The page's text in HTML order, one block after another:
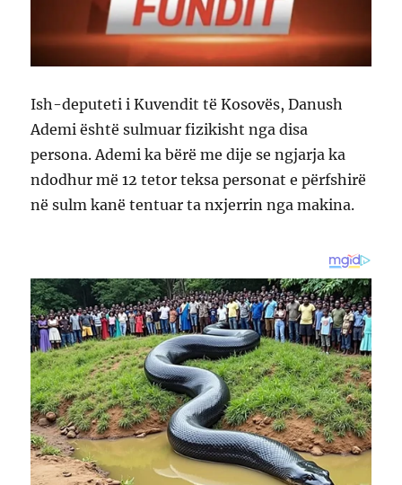
Ish-deputeti i Kuvendit të Kosovës, Danush
Ademi është sulmuar fizikisht nga disa
persona. Ademi ka bërë me dije se ngjarja ka
ndodhur më 12 tetor teksa personat e përfshirë
në sulm kanë tentuar ta nxjerrin nga makina.